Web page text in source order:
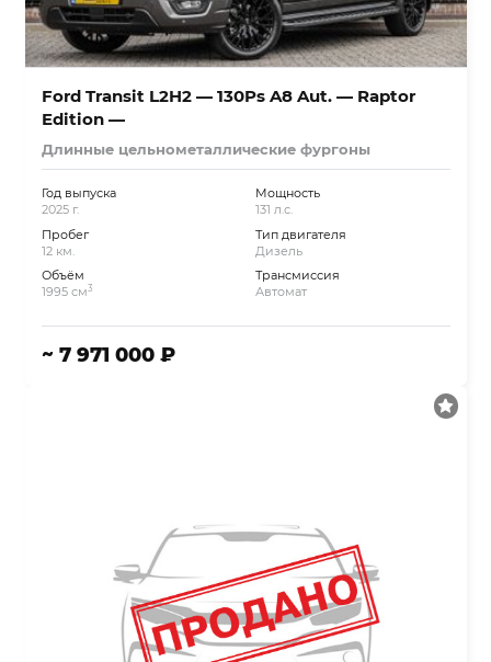
Ford Transit L2H2 — 130Ps A8 Aut. — Raptor
Edition —
Длинные цельнометаллические фургоны
Год выпуска
2025 г.
Пробег
12 км.
Объём
1995 см3
Мощность
131 л.с.
Тип двигателя
Дизель
Трансмиссия
Автомат
~ 7 971 000 ₽